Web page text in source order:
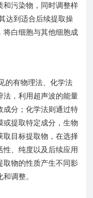
和污染物，同时调整样
达到适合后续提取操
将白细胞与其他细胞成
的有物理法、化学法
法，利用超声波的能量
成分；化学法则通过特
或提取特定成分，生物
目标提取物，在选择
、纯度以及后续应用
取物的性质产生不同影
调整。